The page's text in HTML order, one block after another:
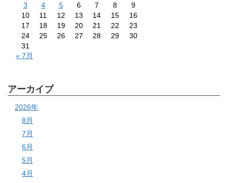
3
4 5 6 7 8
9
10
11 12 13 14 15
16
17
18 19 20 21 22
23
24
25 26 27 28 29
30
31
« 7月
アーカイブ
2026年
8月
7月
6月
5月
4月